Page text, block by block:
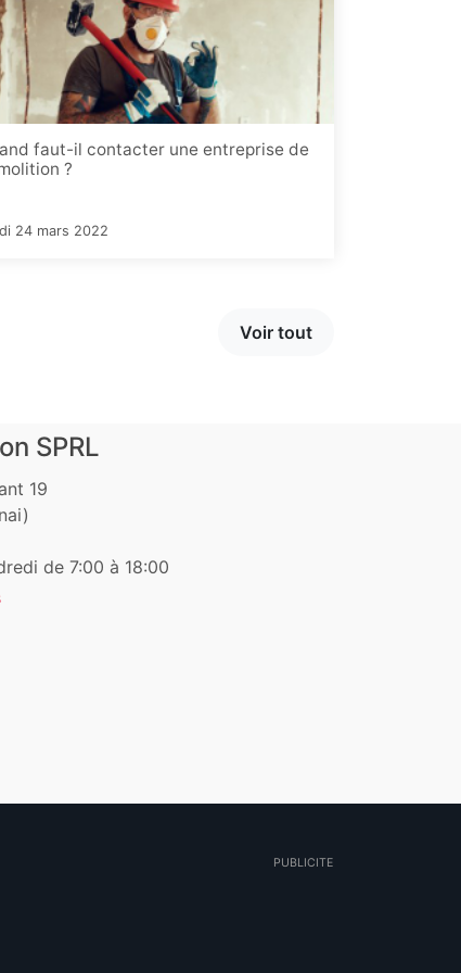
faut-il contacter une entreprise de
?
24 mars 2022
Voir tout
SPRL
19
de 7:00 à 18:00
PUBLICITE